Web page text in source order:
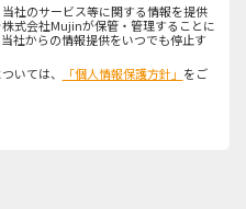
社のサービス等に関する情報を提供
式会社Mujinが保管・管理することに
社からの情報提供をいつでも停止す
いては、
「個人情報保護方針」 をご